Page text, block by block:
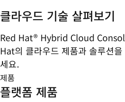
클라우드 기술 살펴보기
Red Hat® Hybrid Cloud
Hat의 클라우드 제품과 솔루션
세요.
제품
플랫폼 제품